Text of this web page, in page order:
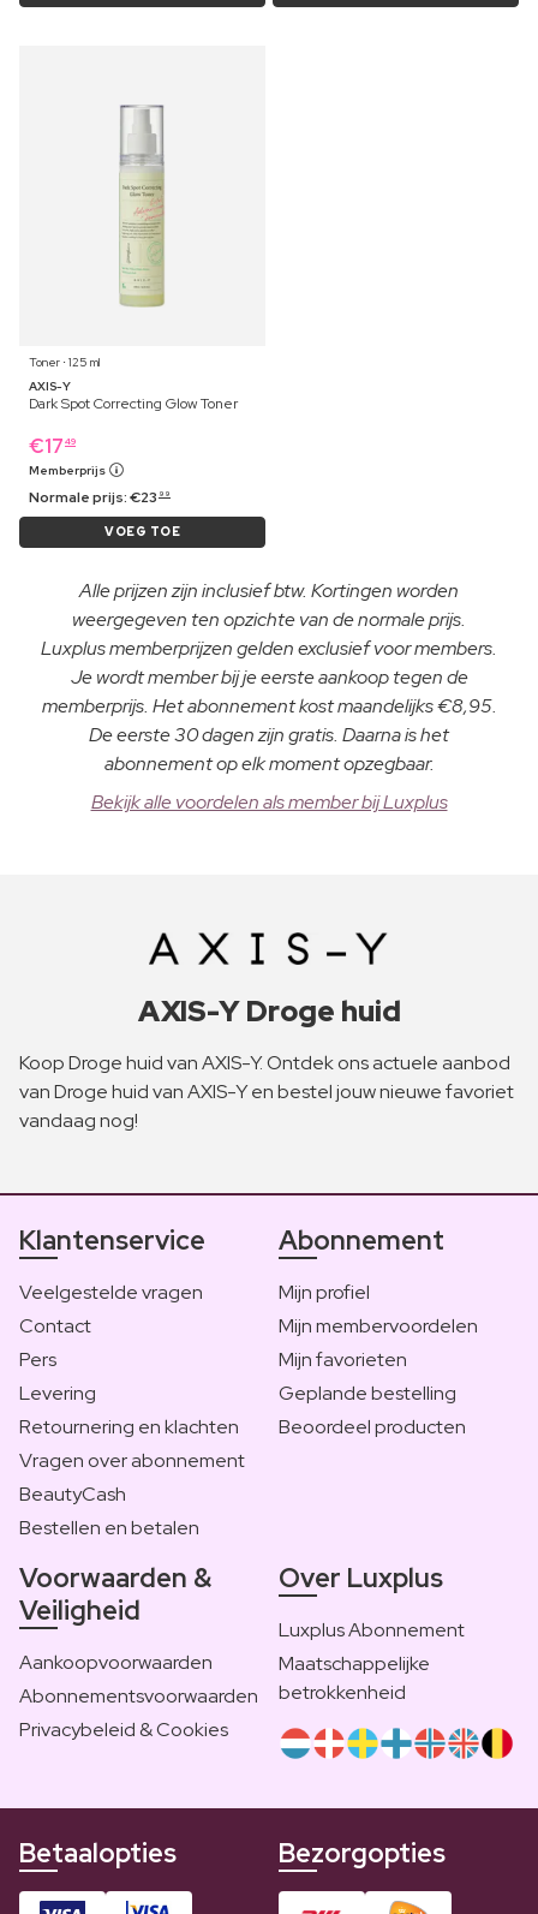
Toner ⋅ 125 ml
AXIS-Y
Dark Spot Correcting Glow Toner
€17 49
Memberprijs
Normale prijs:€23 99
VOEG TOE
Alle prijzen zijn inclusief btw. Kortingen worden
weergegeven ten opzichte van de normale prijs.
Luxplus memberprijzen gelden exclusief voor members.
Je wordt member bij je eerste aankoop tegen de
memberprijs. Het abonnement kost maandelijks €8,95.
De eerste 30 dagen zijn gratis. Daarna is het
abonnement op elk moment opzegbaar.
Bekijk alle voordelen als member bij Luxplus
AXIS-Y Droge huid
Koop Droge huid van AXIS-Y. Ontdek ons actuele aanbod
van Droge huid van AXIS-Y en bestel jouw nieuwe favoriet
vandaag nog!
Klantenservice
Veelgestelde vragen
Contact
Pers
Levering
Retournering en klachten
Vragen over abonnement
BeautyCash
Bestellen en betalen
Abonnement
Mijn profiel
Mijn membervoordelen
Mijn favorieten
Geplande bestelling
Beoordeel producten
Voorwaarden &
Veiligheid
Aankoopvoorwaarden
Abonnementsvoorwaarden
Privacybeleid & Cookies
Over Luxplus
Luxplus Abonnement
Maatschappelijke
betrokkenheid
Betaalopties Bezorgopties